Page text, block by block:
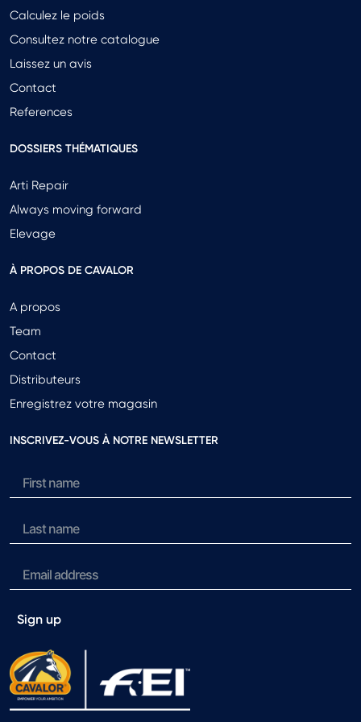
Calculez le poids
Consultez notre catalogue
Laissez un avis
Contact
References
DOSSIERS THÉMATIQUES
Arti Repair
Always moving forward
Elevage
À PROPOS DE CAVALOR
A propos
Team
Contact
Distributeurs
Enregistrez votre magasin
INSCRIVEZ-VOUS À NOTRE NEWSLETTER
Sign up